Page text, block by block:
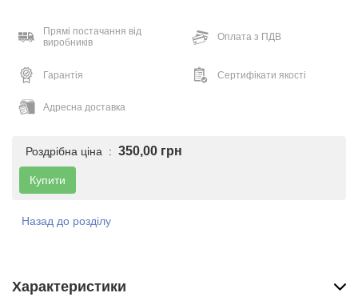
Прямі постачання від
виробників
Оплата з ПДВ
Гарантія Сертифікати якості
Адресна доставка
Роздрібна ціна : 350,00 грн
Купити
Назад до розділу
Характеристики